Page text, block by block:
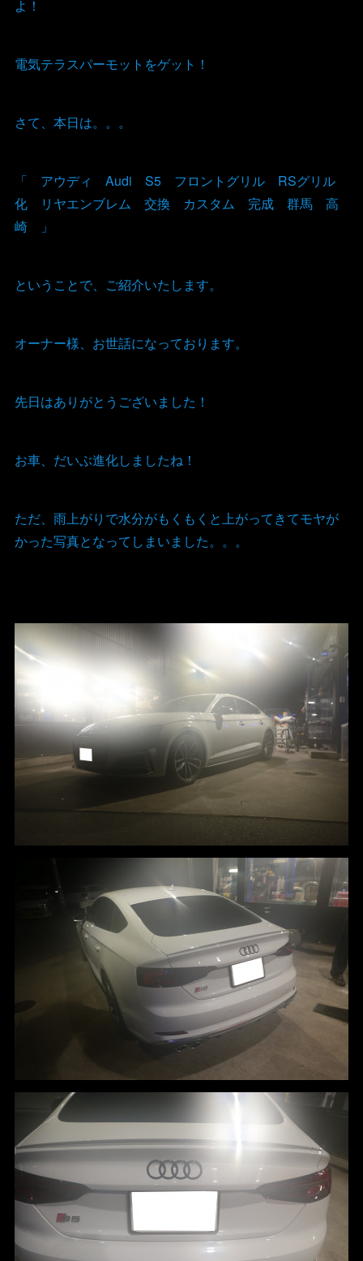
よ！
電気テラスパーモットをゲット！
さて、本日は。。。
「 アウディ Audi S5 フロントグリル RSグリル
化 リヤエンブレム 交換 カスタム 完成 群馬 高
崎 」
ということで、ご紹介いたします。
オーナー様、お世話になっております。
先日はありがとうございました！
お車、だいぶ進化しましたね！
ただ、雨上がりで水分がもくもくと上がってきてモヤが
かった写真となってしまいました。。。